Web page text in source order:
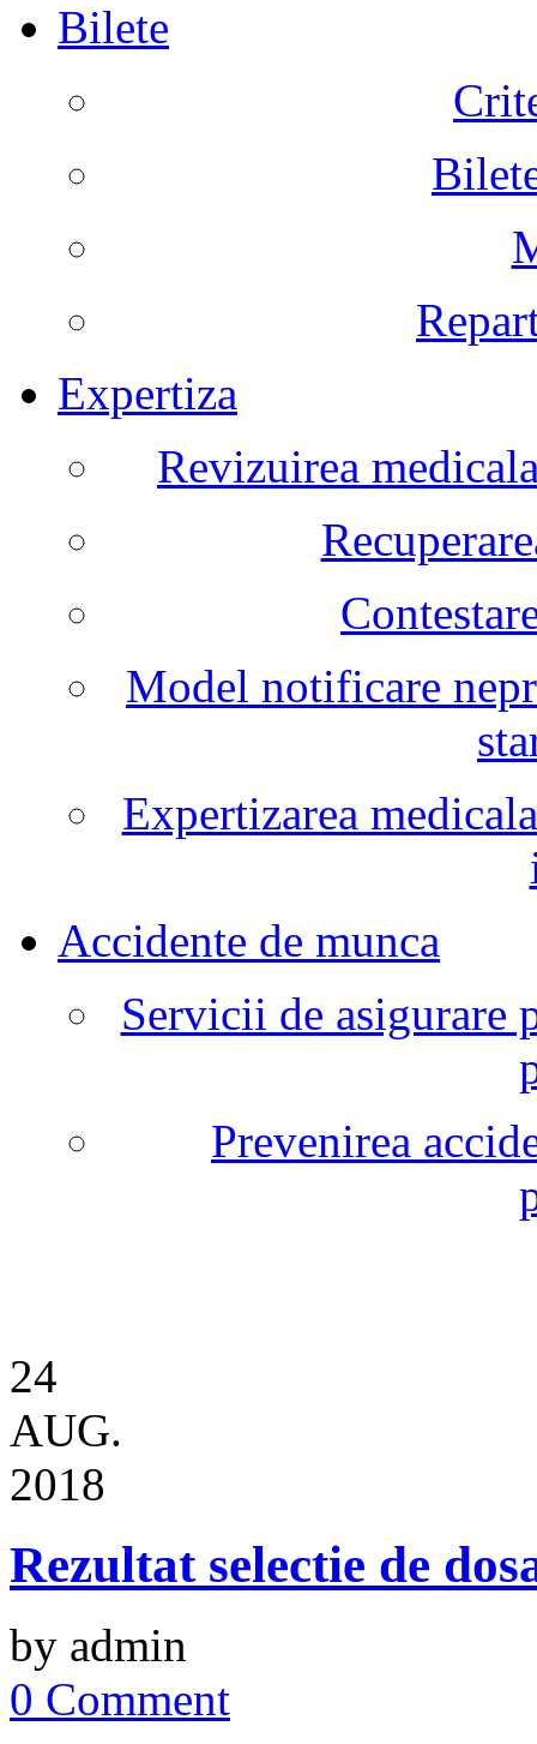
Bilete
Expertiza
Revizuirea
Model notificare
Expertizarea
Accidente de munca
Servicii de asigurare
Prevenirea
24
AUG.
2018
Rezultat selectie de
by admin
0 Comment